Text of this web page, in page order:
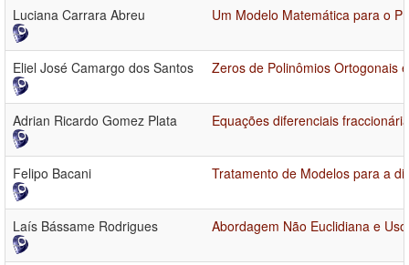
Luciana Carrara Abreu Um Modelo Matemática para o
Eliel José Camargo dos Santos Zeros de Polinômios Ortogonais
Adrian Ricardo Gomez Plata Equações diferenciais
Felipo Bacani Tratamento de Modelos para a
Laís Bássame Rodrigues Abordagem Não Euclidiana e